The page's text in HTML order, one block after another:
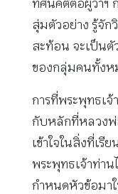
ทัศนคติต่อผู้ว่าฯ
สุ่มตัวอย่าง รู้จัก
สะท้อน จะเป็น
ของกลุ่มคนทั้งห
การที่พระพุทธเ
กับหลักที่หลวงพ่
เข้าใจในสิ่งที่เรี
พระพุทธเจ้าท่าน
กำหนดหัวข้อมา